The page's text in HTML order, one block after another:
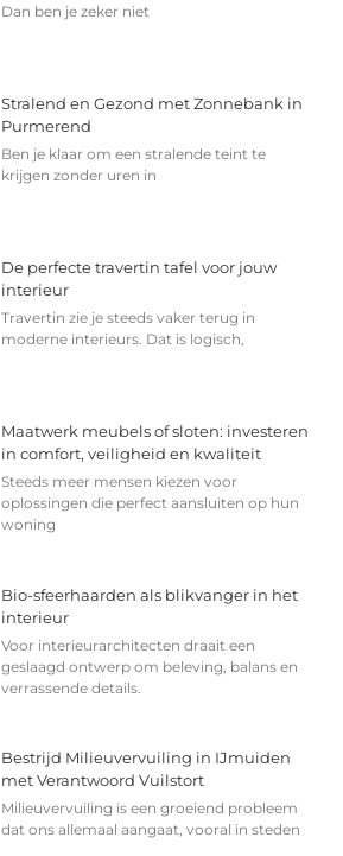
Dan ben je zeker niet
Stralend en Gezond met Zonnebank in
Purmerend
Ben je klaar om een stralende teint te
krijgen zonder uren in
De perfecte travertin tafel voor jouw
interieur
Travertin zie je steeds vaker terug in
moderne interieurs. Dat is logisch,
Maatwerk meubels of sloten: investeren
in comfort, veiligheid en kwaliteit
Steeds meer mensen kiezen voor
oplossingen die perfect aansluiten op hun
woning
Bio-sfeerhaarden als blikvanger in het
interieur
Voor interieurarchitecten draait een
geslaagd ontwerp om beleving, balans en
verrassende details.
Bestrijd Milieuvervuiling in IJmuiden
met Verantwoord Vuilstort
Milieuvervuiling is een groeiend probleem
dat ons allemaal aangaat, vooral in steden